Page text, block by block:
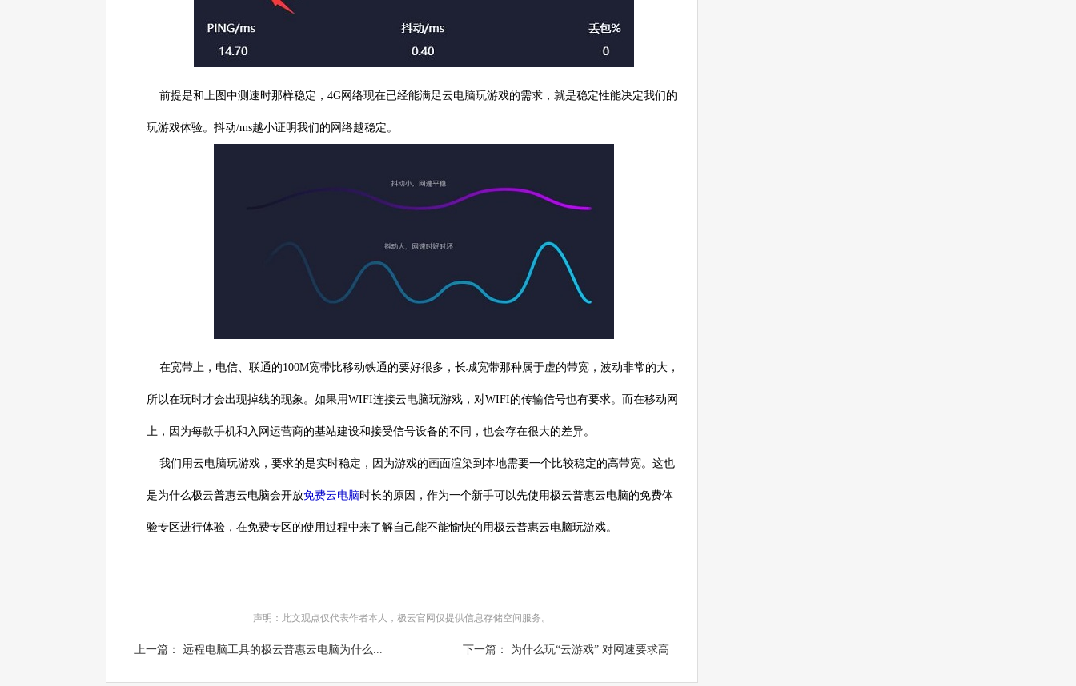
前提是和上图中测速时那样稳定，4G网络现在已经能满足云电脑玩游戏的需求，就是稳定性能决定我们的
玩游戏体验。抖动/ms越小证明我们的网络越稳定。
在宽带上，电信、联通的100M宽带比移动铁通的要好很多，长城宽带那种属于虚的带宽，波动非常的大，
所以在玩时才会出现掉线的现象。如果用WIFI连接云电脑玩游戏，对WIFI的传输信号也有要求。而在移动网
上，因为每款手机和入网运营商的基站建设和接受信号设备的不同，也会存在很大的差异。
我们用云电脑玩游戏，要求的是实时稳定，因为游戏的画面渲染到本地需要一个比较稳定的高带宽。这也
是为什么极云普惠云电脑会开放免费云电脑时长的原因，作为一个新手可以先使用极云普惠云电脑的免费体
验专区进行体验，在免费专区的使用过程中来了解自己能不能愉快的用极云普惠云电脑玩游戏。
声明：此文观点仅代表作者本人，极云官网仅提供信息存储空间服务。
上一篇： 远程电脑工具的极云普惠云电脑为什么... 下一篇： 为什么玩“云游戏” 对网速要求高